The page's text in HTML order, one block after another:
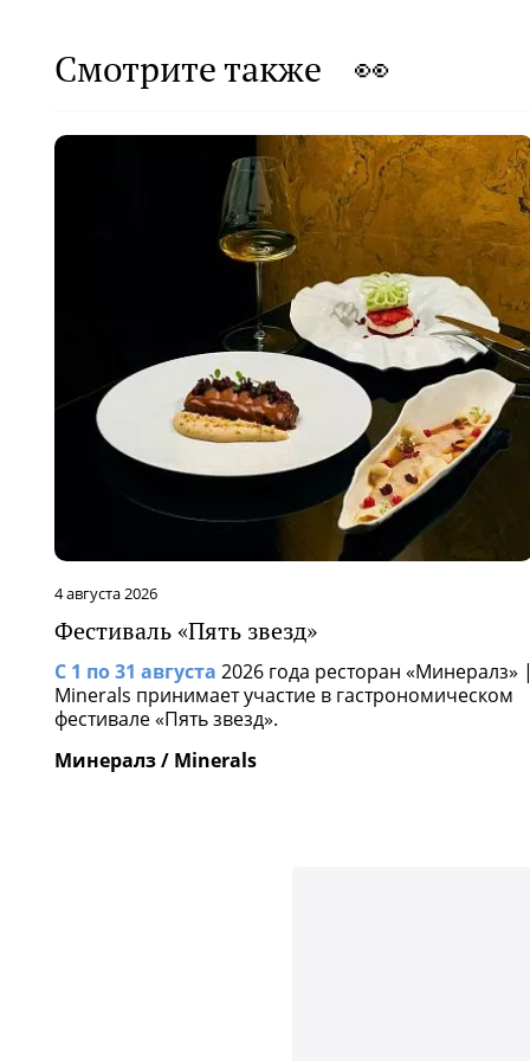
Смотрите также 👀
4 августа 2026
Фестиваль «Пять звезд»
С 1 по 31 августа 2026 года ресторан «Минералз»
Minerals принимает участие в гастрономическом
фестивале «Пять звезд».
Минералз / Minerals